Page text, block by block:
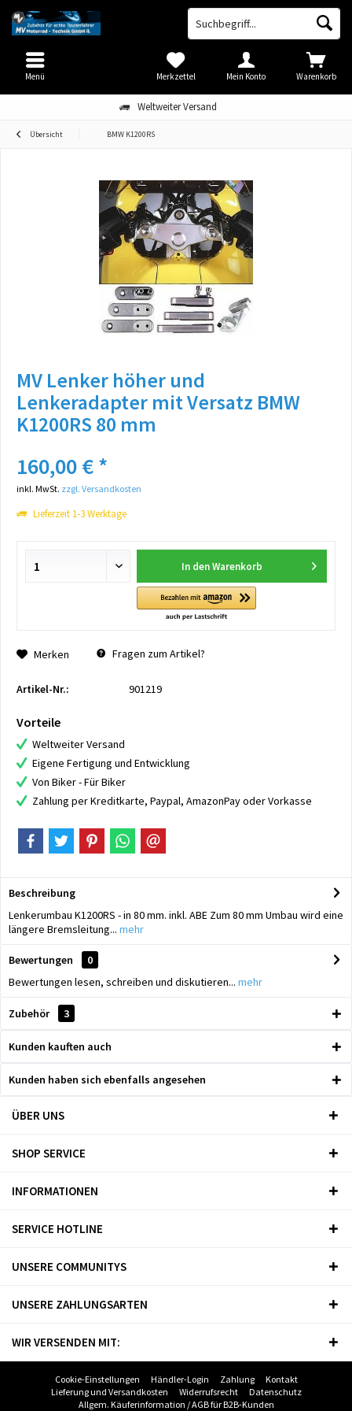
Weltweiter Versand
Warenkorb
Merkzettel Mein Konto
Menü
Übersicht BMW K1200RS
MV Lenker höher und
Lenkeradapter mit Versatz BMW
K1200RS 80 mm
160,00 € *
inkl. MwSt. zzgl. Versandkosten
Lieferzeit 1-3 Werktage
In den Warenkorb
Merken Fragen zum Artikel?
Artikel-Nr.: 901219
Vorteile
Weltweiter Versand
Eigene Fertigung und Entwicklung
Von Biker - Für Biker
Zahlung per Kreditkarte, Paypal, AmazonPay oder Vorkasse
Beschreibung
Lenkerumbau K1200RS - in 80 mm. inkl. ABE Zum 80 mm Umbau wird eine
längere Bremsleitung... mehr
Bewertungen
0
Bewertungen lesen, schreiben und diskutieren... mehr
Zubehör 3
Kunden kauften auch
Kunden haben sich ebenfalls angesehen
ÜBER UNS
SHOP SERVICE
INFORMATIONEN
SERVICE HOTLINE
UNSERE COMMUNITYS
UNSERE ZAHLUNGSARTEN
WIR VERSENDEN MIT:
Cookie-Einstellungen Händler-Login Zahlung
Kontakt
Lieferung und Versandkosten
Widerrufsrecht
Datenschutz
Allgem. Käuferinformation / AGB für B2B-Kunden